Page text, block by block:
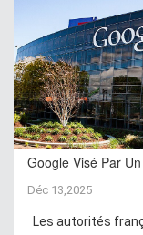
Google Visé Par
Déc 13,2025
Les autorités